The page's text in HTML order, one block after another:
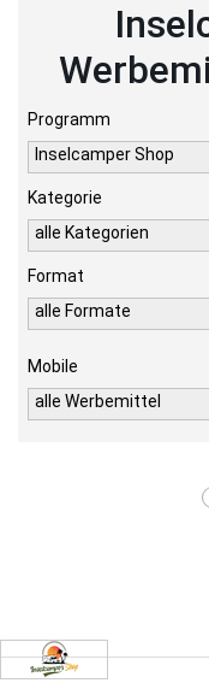
Programm
Inselcamper Shop
Kategorie
alle Kategorien
Format
alle Formate
Mobile
alle Werbemittel